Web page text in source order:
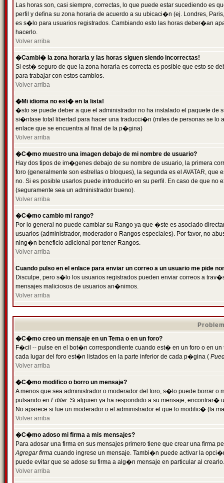
Las horas son, casi siempre, correctas, lo que puede estar sucediendo es
perfil y defina su zona horaria de acuerdo a su ubicaci�n (ej. Londres,
es s�lo para usuarios registrados. Cambiando esto las horas deber�an
hacerlo.
Volver arriba
�Cambi� la zona horaria y las horas siguen siendo incorrectas!
Si est� seguro de que la zona horaria es correcta es posible que esto se
para trabajar con estos cambios.
Volver arriba
�Mi idioma no est� en la lista!
�sto se puede deber a que el administrador no ha instalado el paquete
si�ntase total libertad para hacer una traducci�n (miles de personas se
enlace que se encuentra al final de la p�gina)
Volver arriba
�C�mo muestro una imagen debajo de mi nombre de usuario?
Hay dos tipos de im�genes debajo de su nombre de usuario, la primera
foro (generalmente son estrellas o bloques), la segunda es el AVATAR,
no. Si es posible usarlos puede introducirlo en su perfil. En caso de que
(seguramente sea un administrador bueno).
Volver arriba
�C�mo cambio mi rango?
Por lo general no puede cambiar su Rango ya que �ste es asociado
usuarios (administrador, moderador o Rangos especiales). Por favor, no
ning�n beneficio adicional por tener Rangos.
Volver arriba
Cuando pulso en el enlace para enviar un correo a un usuario me pide
Disculpe, pero s�lo los usuarios registrados pueden enviar correos a
mensajes maliciosos de usuarios an�nimos.
Volver arriba
�C�mo creo un mensaje en un Tema o en un foro?
F�cil -- pulse en el bot�n correspondiente cuando est� en un foro o en
cada lugar del foro est�n listados en la parte inferior de cada p�gina (
Volver arriba
�C�mo modifico o borro un mensaje?
A menos que sea administrador o moderador del foro, s�lo puede borrar o
pulsando en Editar. Si alguien ya ha respondido a su mensaje, encontrar�
No aparece si fue un moderador o el administrador el que lo modific� (la
Volver arriba
�C�mo adoso mi firma a mis mensajes?
Para adosar una firma en sus mensajes primero tiene que crear una firma
Agregar firma cuando ingrese un mensaje. Tambi�n puede activar la
puede evitar que se adose su firma a alg�n mensaje en particular al crearlo.
Volver arriba